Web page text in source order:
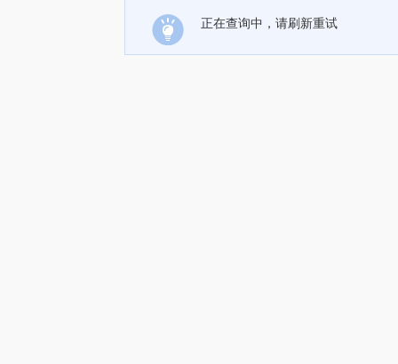
正在查询中，请刷新重试